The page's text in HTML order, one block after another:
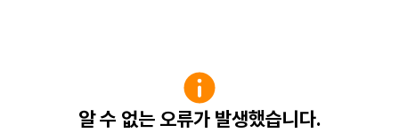
알 수 없는 오류가 발생했습니다.